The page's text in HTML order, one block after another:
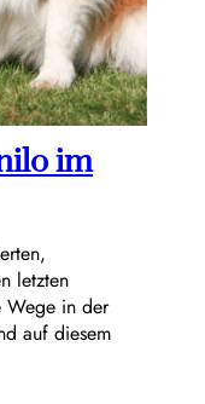
im
letzten
Wege in der
auf diesem